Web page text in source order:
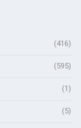
(416)
(595)
(1)
(5)